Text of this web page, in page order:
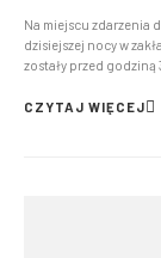
Na miejscu zdarzenia
dzisiejszej nocy w
zostały przed godziną
ogień. Z uwagi na
CZYTAJ WIĘCEJ